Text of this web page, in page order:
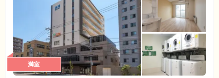
満室